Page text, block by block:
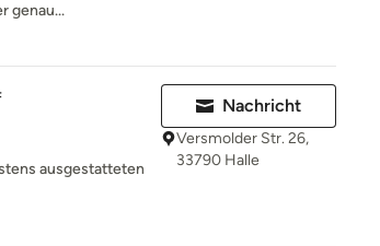
genau...
ausgestatteten
Nachricht
Versmolder Str. 26,
33790 Halle